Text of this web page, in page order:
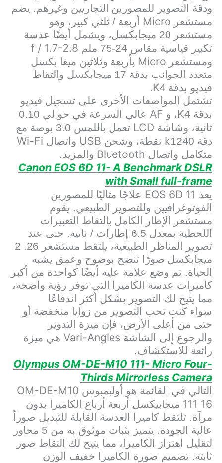
ودقة التصوير للمصورين التجاريين وغيرهم. يضم
مستشعر Micro أربعة / ثلثي كبير، وهو
مستشعر 20 ميجابكسل، ويشمل أيضًا عدسة
تكبير قياسية مقاس 24-75 ملم
f / 1.7-2.8
ومستشعر Micro بأربعة وثلاثين ميغا بكسل
متعدد الجوانب بدقة 17 ميجابكسل والتقاط
فيديو بدقة 4 K
.
تشتمل المواصفات الأخرى على تسجيل فيديو
بدقة 4 K، وAF
عالي السرعة في حوالي 0.10
ثانية، وشاشةLCD
تعمل باللمس 3.0 بوصة مع
دقة 1240
k نقطة، وشحنUSB واتصالWi-Fi
متكامل واتصالBluetooth والمزيد.
Canon EOS 6D 11- A Benchmark DSLR
with Small full-frame
يعدEOS 6D 11 علاجًا مثاليًا للمصورين
الفوتوغرافيين وللتصوير الطبيعي. يقوم
مستشعر الإطار الكامل بالتقاط التعبيرات
اللحظية بمعدل 6.5 إطارات / ثانية. حتى عند
تصوير المناظر الطبيعية، يلتقط مستشعر 26. 2
ميجابكسل صورًا تنضح بوضوح وعمق يشبه
الحياة. تم وضع علامة عليه أيضًا كواحدة من أكبر
كاميرات عدسة الكاميرا التي توفر رؤية واضحة،
مما يتيح لك التصوير بشكل أكثر اندفاعًا
سواء كنت تحب التصوير من زوايا منخفضة أو
حتى من أعلى الأرض، فإن ميزة التدوير
والرجوع إلى الشاشةVari-Angles هي ميزة
رائعة للاستكشاف.
Olympus OM-DE-M10 111- Micro Four-
Thirds Mirrorless Camera
التالي في القائمة هو أوليمبوسOM-DE-M10
111 16 ميجابيكسل أربعة أرباع الكاميرا بدون
مرآة. تلتقط كاميرا العدسة القابلة للتبديل صوراً
عالية الجودة. يتميز بثبات موثوق به من 5 محاور
لتقليل اهتزاز الكاميرا، مما يتيح لك التقاط صور
ثابتة. تصميم صورة الكاميرا خفيف الوزن